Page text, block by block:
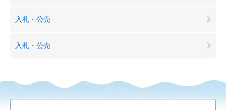
入札・公売
入札・公売